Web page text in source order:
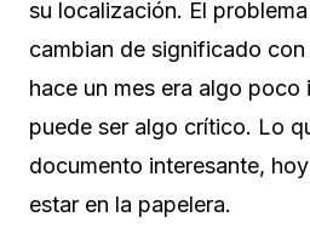
su localización. El
cambian de significado
hace un mes era algo
puede ser algo crítico. Lo
documento interesante,
estar en la papelera.